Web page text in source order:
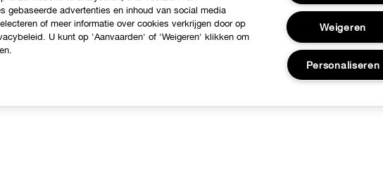
gebaseerde advertenties en inhoud van social media
of meer informatie over cookies verkrijgen door op
U kunt op 'Aanvaarden' of 'Weigeren' klikken om
Weigeren
Personaliseren